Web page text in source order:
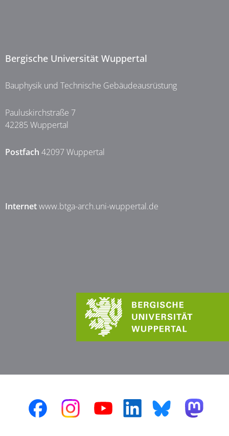
Bergische Universität Wuppertal
Bauphysik und Technische Gebäudeausrüstung
Pauluskirchstraße 7
42285 Wuppertal
Postfach 42097 Wuppertal
Internetwww.btga-arch.uni-wuppertal.de